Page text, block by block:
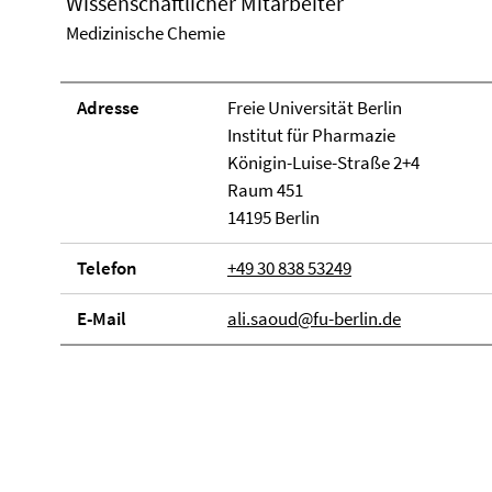
Medizinische Chemie
Adresse
Freie Universität Berlin
Institut für Pharmazie
Königin-Luise-Straße 2+4
Raum 451
14195 Berlin
Telefon +49 30 838 53249
E-Mail ali.saoud@fu-berlin.de